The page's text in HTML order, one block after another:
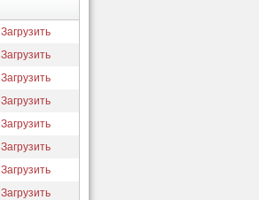
Загрузить
Загрузить
Загрузить
Загрузить
Загрузить
Загрузить
Загрузить
Загрузить